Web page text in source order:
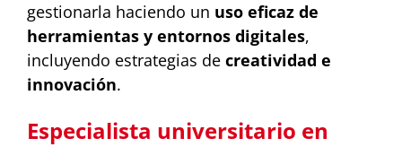
gestionarla haciendo un uso eficaz de
herramientas y entornos digitales,
incluyendo estrategias de creatividad e
innovación.
Especialista universitario en